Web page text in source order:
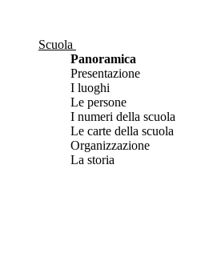
Scuola
Panoramica
Presentazione
I luoghi
Le persone
I numeri della scuola
Le carte della scuola
Organizzazione
La storia